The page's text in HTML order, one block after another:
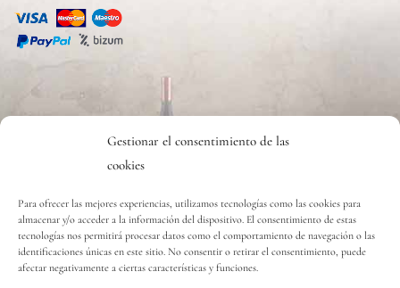
Gestionar el consentimiento de las
cookies
Para ofrecer las mejores experiencias, utilizamos tecnologías como las cookies para
almacenar y/o acceder a la información del dispositivo. El consentimiento de estas
tecnologías nos permitirá procesar datos como el comportamiento de navegación o las
identificaciones únicas en este sitio. No consentir o retirar el consentimiento, puede
afectar negativamente a ciertas características y funciones.
Contact
Copyright © 2020 Vinos y Delicias S.L.